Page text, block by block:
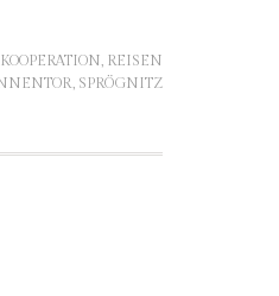
KOOPERATION, REISEN
, SPRÖGNITZ